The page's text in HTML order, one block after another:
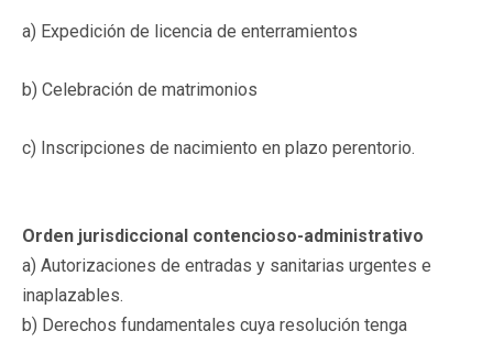
a) Expedición de licencia de enterramientos
b) Celebración de matrimonios
c) Inscripciones de nacimiento en plazo perentorio.
Orden jurisdiccional contencioso-administrativo
a) Autorizaciones de entradas y sanitarias urgentes e
inaplazables.
b) Derechos fundamentales cuya resolución tenga